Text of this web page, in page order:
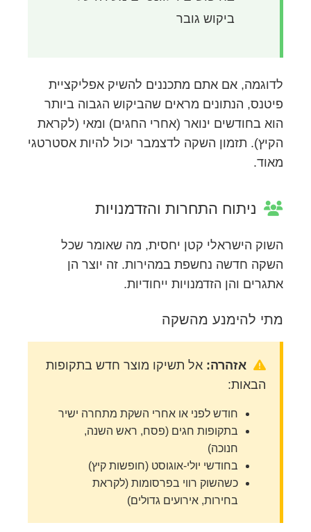
ביקוש גובר
לדוגמה, אם אתם מתכננים להשיק אפליקציית
פיטנס, הנתונים מראים שהביקוש הגבוה ביותר
הוא בחודשים ינואר (אחרי החגים) ומאי (לקראת
הקיץ). תזמון השקה לדצמבר יכול להיות אסטרטגי
מאוד.
ניתוח התחרות והזדמנויות
השוק הישראלי קטן יחסית, מה שאומר שכל
השקה חדשה נחשפת במהירות. זה יוצר הן
אתגרים והן הזדמנויות ייחודיות.
מתי להימנע מהשקה
אזהרה: אל תשיקו מוצר חדש בתקופות
הבאות:
חודש לפני או אחרי השקת מתחרה ישיר
בתקופות חגים (פסח, ראש השנה,
חנוכה)
בחודשי יולי-אוגוסט (חופשות קיץ)
כשהשוק רווי בפרסומות (לקראת
בחירות, אירועים גדולים)